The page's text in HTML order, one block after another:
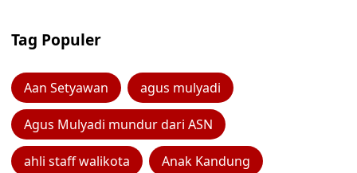
Tag Populer
Aan Setyawan agus mulyadi
Agus Mulyadi mundur dari ASN
ahli staff walikota Anak Kandung